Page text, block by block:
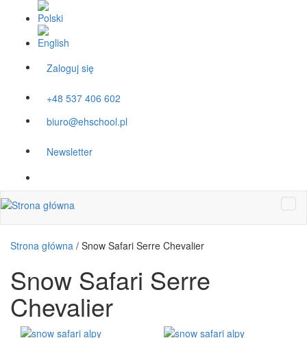
Przejdź do treści
Zaloguj się
+48 537 406 602
biuro@ehschool.pl
Newsletter
Strona główna / Snow Safari Serre Chevalier
Snow Safari Serre
Chevalier